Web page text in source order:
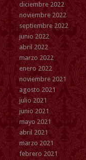
diciembre 2022
noviembre 2022
septiembre 2022
junio 2022
abril 2022
marzo 2022
enero 2022
noviembre 2021
agosto 2021
julio 2021
junio 2021
mayo 2021
abril 2021
marzo 2021
febrero 2021